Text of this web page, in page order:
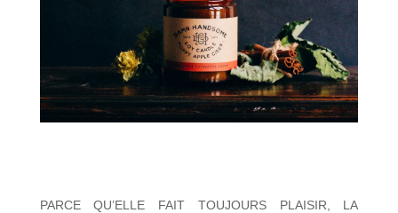
PARCE QU’ELLE FAIT TOUJOURS PLAISIR, LA